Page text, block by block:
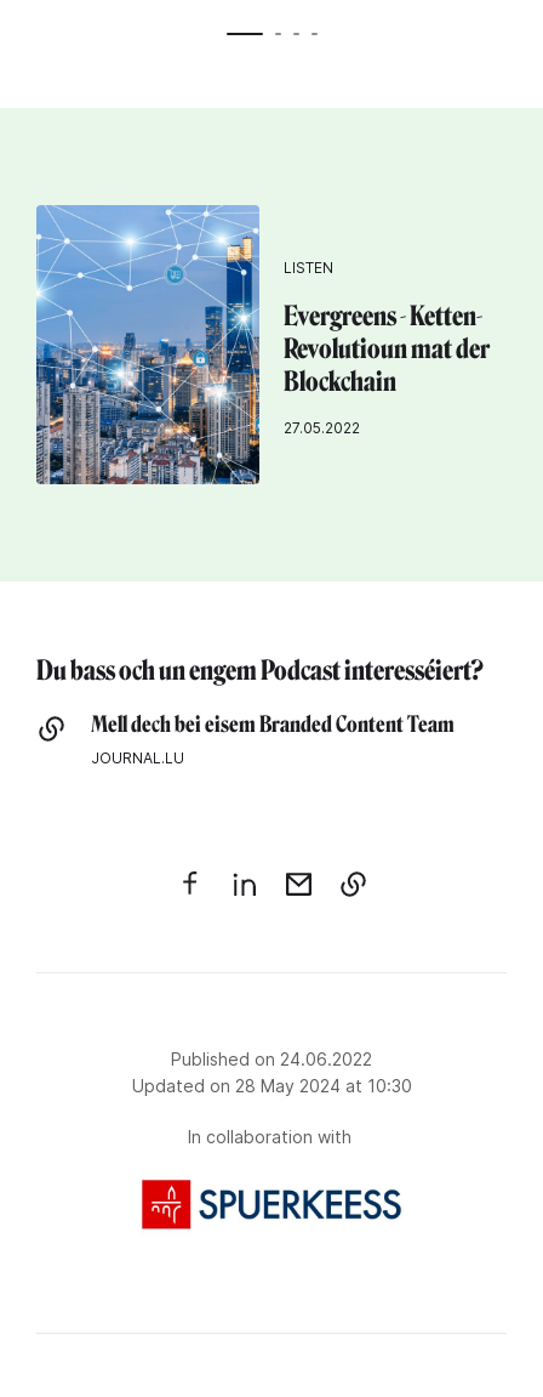
LISTEN
Evergreens - Ketten-
Revolutioun mat der
Blockchain
27.05.2022
Du bass och un engem Podcast interesséiert?
Mell dech bei eisem Branded Content Team
JOURNAL.LU
Published on 24.06.2022
Updated on 28 May 2024 at 10:30
In collaboration with